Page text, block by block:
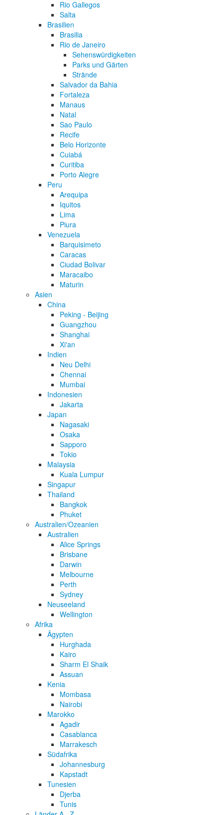
Rio Gallegos
Salta
Brasilien
Brasilia
Rio de Janeiro
Sehenswürdigkeiten
Parks und Gärten
Strände
Salvador da Bahia
Fortaleza
Manaus
Natal
Sao Paulo
Recife
Belo Horizonte
Cuiabá
Curitiba
Porto Alegre
Peru
Arequipa
Iquitos
Lima
Piura
Venezuela
Barquisimeto
Caracas
Ciudad Bolivar
Maracaibo
Maturin
Asien
China
Peking - Beijing
Guangzhou
Shanghai
Xi'an
Indien
Neu Delhi
Chennai
Mumbai
Indonesien
Jakarta
Japan
Nagasaki
Osaka
Sapporo
Tokio
Malaysia
Kuala Lumpur
Singapur
Thailand
Bangkok
Phuket
Australien/Ozeanien
Australien
Alice Springs
Brisbane
Darwin
Melbourne
Perth
Sydney
Neuseeland
Wellington
Afrika
Ägypten
Hurghada
Kairo
Sharm El Shaik
Assuan
Kenia
Mombasa
Nairobi
Marokko
Agadir
Casablanca
Marrakesch
Südafrika
Johannesburg
Kapstadt
Tunesien
Djerba
Tunis